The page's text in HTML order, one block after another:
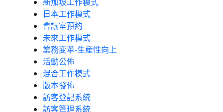
日本工作模式
會議室預約
未來工作模式
業務変革-生産性向上
活動公佈
混合工作模式
版本發佈
訪客登記系統
訪客管理系統